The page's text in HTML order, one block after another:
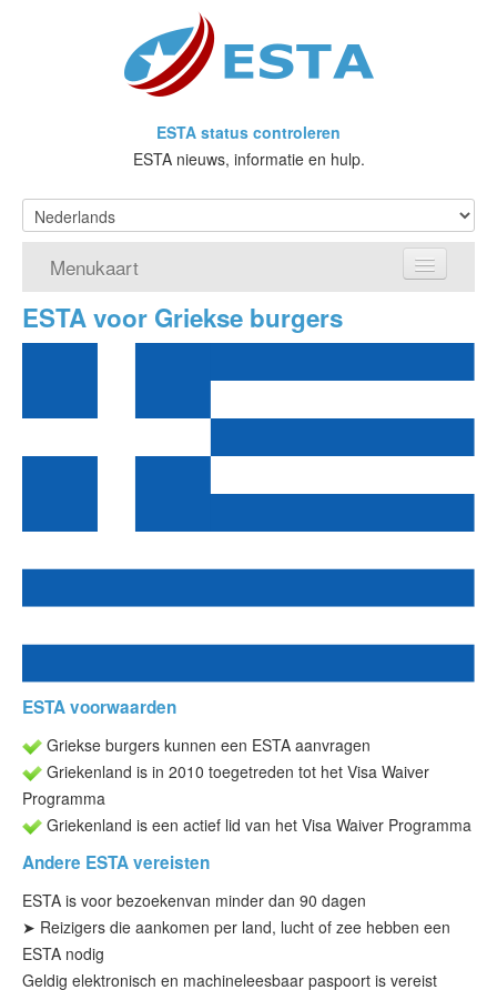
ESTA status controleren
ESTA nieuws, informatie en hulp.
Menukaart
Home
Wat is ESTA?
VWP
Neem contact op met
ESTA voor Griekse burgers
ESTA voorwaarden
Griekse burgers kunnen een ESTA aanvragen
Griekenland is in 2010 toegetreden tot het Visa Waiver
Programma
Griekenland is een actief lid van het Visa Waiver Programma
Andere ESTA vereisten
ESTA is voor bezoekenvan minder dan 90 dagen
➤ Reizigers die aankomen per land, lucht of zee hebben een
ESTA nodig
Geldig elektronisch en machineleesbaar paspoort is vereist